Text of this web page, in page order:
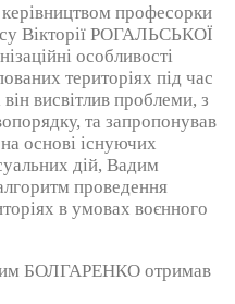
професорки
Вікторії РОГАЛЬСЬКОЇ
особливості
територіях під час
висвітлив проблеми, з
та запропонував
основі існуючих
дій, Вадим
проведення
в умовах воєнного
БОЛГАРЕНКО отримав